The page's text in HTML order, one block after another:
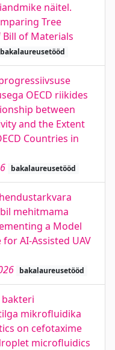
näitel.
Tree
of Materials
bakalaureusetööd
OECD riikides
between
and the Extent
Countries in
bakalaureusetööd
mehitmama
a Model
AI-Assisted UAV
bakalaureusetööd
mikrofluidika
on cefotaxime
microfluidics